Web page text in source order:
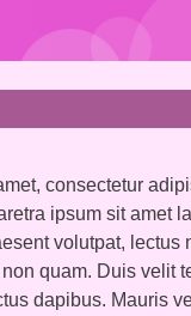
consectetur
ipsum sit amet
volutpat,
quam. Duis velit
dapibus. Mauris